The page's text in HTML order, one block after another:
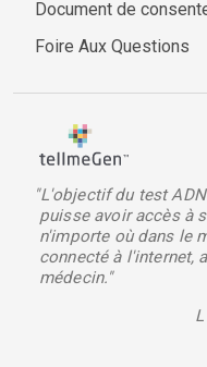
Document de
Foire Aux Questions
"L'objectif du test
puisse avoir accès à
n'importe où dans le
connecté à l'internet,
médecin."